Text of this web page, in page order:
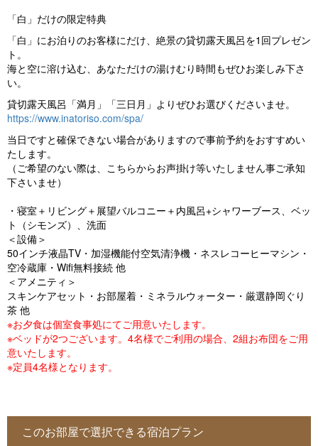
vi
o
u
「白」だけの限定特典
「白」にお泊りのお客様にだけ、絶景の貸切露天風呂を1回プレゼン
ト。
海と空に溶け込む、あなただけの湯けむり時間もぜひお楽しみ下さ
い。
貸切露天風呂「満月」「三日月」よりぜひお選びくださいませ。
https://www.inatoriso.com/spa/
当日ですと確保できない場合がありますので事前予約をおすすめい
たします。
（ご希望のない際は、こちらからお声掛け等いたしません事ご承知
下さいませ）
・寝室＋リビング＋展望バルコニー＋内風呂+シャワーブース、ベッ
ト（シモンズ）、洗面
＜設備＞
50インチ液晶TV・加湿機能付空気清浄機・ネスレコーヒーマシン・
空冷蔵庫・Wifi無料接続 他
＜アメニティ＞
スキンケアセット・お部屋着・ミネラルウォーター・厳選静岡ぐり
茶 他
※お夕食は個室食事処にてご用意いたします。
※ベッドが2つございます。4名様でご利用の場合、2組お布団をご用
意いたします。
※定員4名様となります。
このお部屋で選択できる宿泊プラン